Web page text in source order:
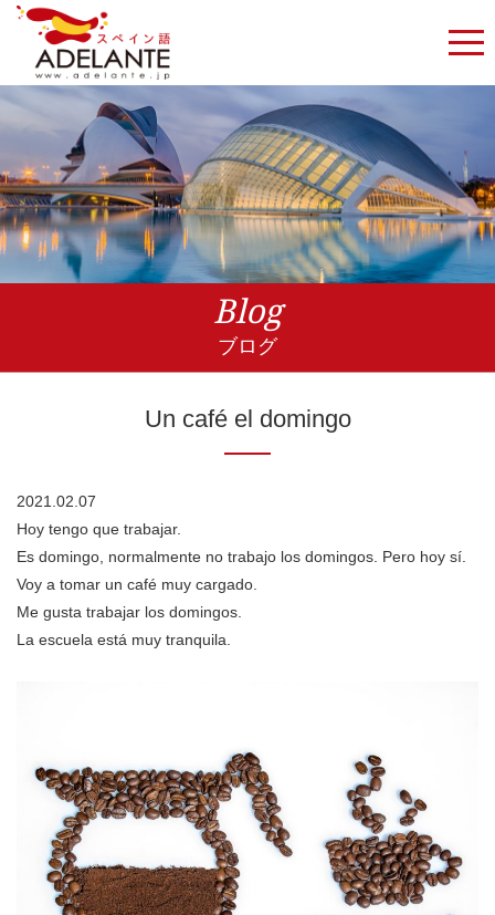
Blog
ブログ
Un café el domingo
2021.02.07
Hoy tengo que trabajar.
Es domingo, normalmente no trabajo los domingos. Pero hoy sí.
Voy a tomar un café muy cargado.
Me gusta trabajar los domingos.
La escuela está muy tranquila.